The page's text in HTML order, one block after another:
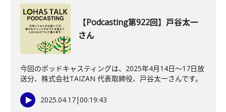
【Podcasting第922回】戸谷太一
さん
今回のポッドキャスティングは、2025年4月14日～17日放
送分、株式会社TAIZAN 代表取締役、戸谷太一さんです。
2025.04.17|00:19:43